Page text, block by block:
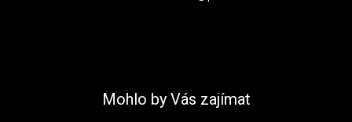
Mohlo by Vás zajímat